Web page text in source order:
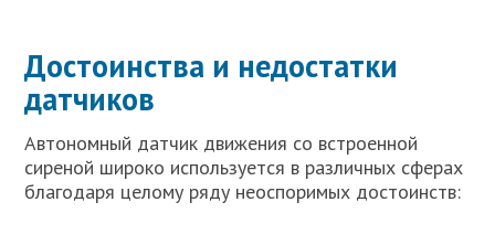
Достоинства и недостатки
датчиков
Автономный датчик движения со встроенной
сиреной широко используется в различных сферах
благодаря целому ряду неоспоримых достоинств: